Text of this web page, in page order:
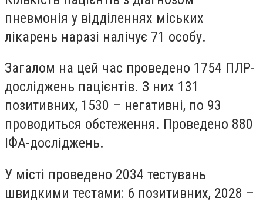
пневмонія у відділеннях міських
лікарень наразі налічує 71 особу.
Загалом на цей час проведено 1754 ПЛР-
досліджень пацієнтів. З них 131
позитивних, 1530 – негативні, по 93
проводиться обстеження. Проведено 880
ІФА-досліджень.
У місті проведено 2034 тестувань
швидкими тестами: 6 позитивних, 2028 –